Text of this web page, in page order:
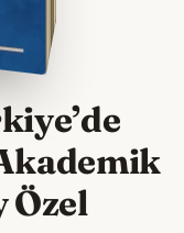
Özel